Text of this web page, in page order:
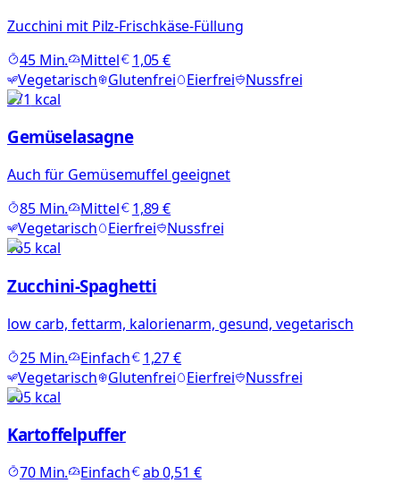
Zucchini mit Pilz-Frischkäse-Füllung
45Min. Mittel
1,05 €
Vegetarisch
Glutenfrei Eierfrei
Nussfrei
571 kcal
Gemüselasagne
Auch für Gemüsemuffel geeignet
85Min. Mittel
1,89 €
Vegetarisch
Eierfrei
Nussfrei
165kcal
Zucchini-Spaghetti
low carb, fettarm, kalorienarm, gesund, vegetarisch
25Min. Einfach
1,27 €
Vegetarisch
Glutenfrei Eierfrei
Nussfrei
805kcal
Kartoffelpuffer
70Min. Einfach ab0,51 €